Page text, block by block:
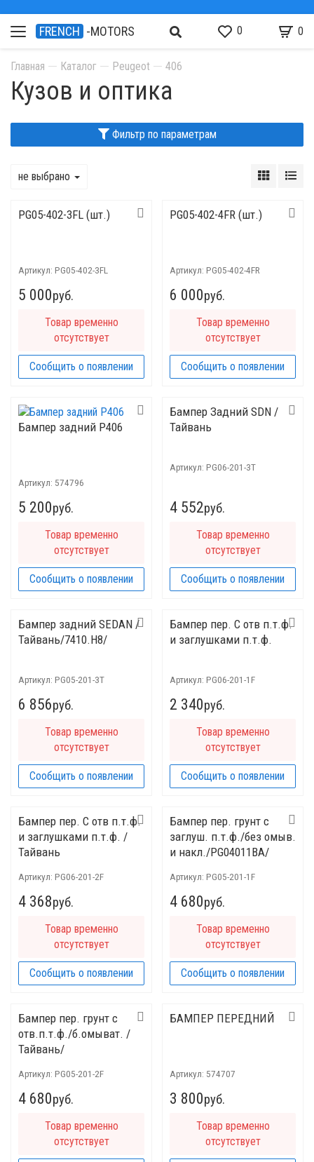
FRENCH -MOTORS 0 0
Главная Каталог Peugeot 406
Кузов и оптика
Фильтр по параметрам
не выбрано
PG05-402-3FL (шт.)
Артикул: PG05-402-3FL
5 000руб.
Товар временно
отсутствует
Сообщить о появлении
PG05-402-4FR (шт.)
Артикул: PG05-402-4FR
6 000руб.
Товар временно
отсутствует
Сообщить о появлении
Бампер задний P406
Артикул: 574796
5 200руб.
Товар временно
отсутствует
Сообщить о появлении
Бампер Задний SDN /
Тайвань
Артикул: PG06-201-3T
4 552руб.
Товар временно
отсутствует
Сообщить о появлении
Бампер задний SEDAN /
Тайвань/7410.H8/
Артикул: PG05-201-3T
6 856руб.
Товар временно
отсутствует
Сообщить о появлении
Бампер пер. C отв п.т.ф.
и заглушками п.т.ф.
Артикул: PG06-201-1F
2 340руб.
Товар временно
отсутствует
Сообщить о появлении
Бампер пер. C отв п.т.ф.
и заглушками п.т.ф. /
Тайвань
Артикул: PG06-201-2F
4 368руб.
Товар временно
отсутствует
Сообщить о появлении
Бампер пер. грунт с
заглуш. п.т.ф./без омыв.
и накл./PG04011BA/
Артикул: PG05-201-1F
4 680руб.
Товар временно
отсутствует
Сообщить о появлении
Бампер пер. грунт с
отв.п.т.ф./б.омыват. /
Тайвань/
Артикул: PG05-201-2F
4 680руб.
Товар временно
отсутствует
БАМПЕР ПЕРЕДНИЙ
Артикул: 574707
3 800руб.
Товар временно
отсутствует